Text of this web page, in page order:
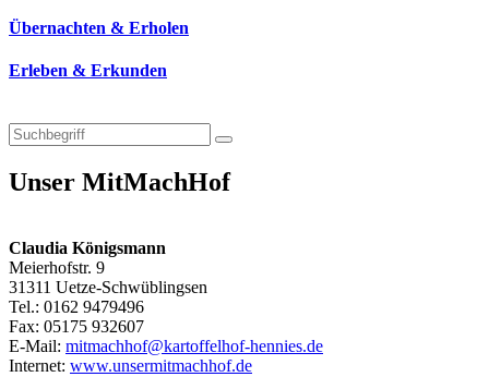
Übernachten & Erholen
Erleben & Erkunden
Unser MitMachHof
Claudia Königsmann
Meierhofstr. 9
31311 Uetze-Schwüblingsen
Tel.: 0162 9479496
Fax: 05175 932607
E-Mail: mitmachhof@kartoffelhof-hennies.de
Internet: www.unsermitmachhof.de